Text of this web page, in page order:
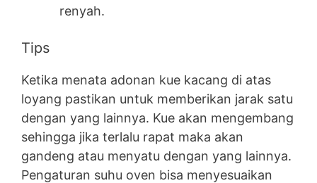
renyah.
Tips
Ketika menata adonan kue kacang di atas
loyang pastikan untuk memberikan jarak satu
dengan yang lainnya. Kue akan mengembang
sehingga jika terlalu rapat maka akan
gandeng atau menyatu dengan yang lainnya.
Pengaturan suhu oven bisa menyesuaikan